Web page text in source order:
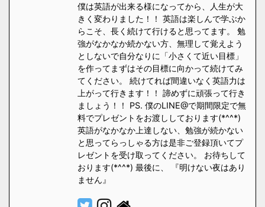
僕は英語が出来る様になってから、人生が大
きく変わりました！！ 英語は楽しんで学ぶか
らこそ、長く続けて行けると思ってます。 勉
強がなかなか続かない方、無理して覚えよう
としないで自分なりに「小さくて近い目標」
を作ってまずはその目標に向かって続けてみ
てください。 続けてれば間違いなく英語力は
上がって行きます！！ 諦めずに頑張って行き
ましょう！！ PS. 僕のLINE@で期間限定で無
料でプレゼントをお渡ししております(*^^*)
英語がなかなか上達しない、勉強が続かない
と思ってらっしゃる方は是非ご登録頂いてプ
レゼントを受け取ってください。 お待ちして
おります(*^^*) 最後に、 『明けない夜はあり
ません』